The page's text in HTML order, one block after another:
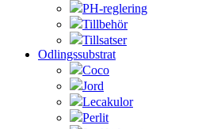
PH-reglering
Tillbehör
Tillsatser
Odlingssubstrat
Coco
Jord
Lecakulor
Perlit